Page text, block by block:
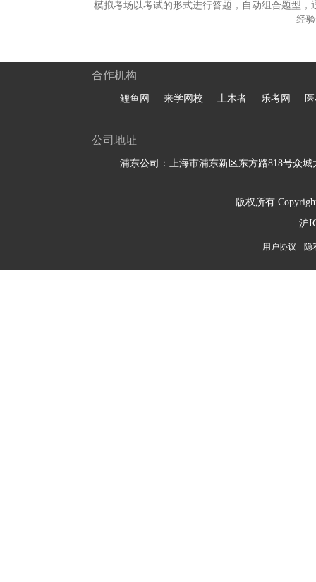
模拟考场以考试的形式进行答题，自动组合题型
经
合作机构
鲤鱼网 来学网校 土木者 乐考网
公司地址
浦东公司：上海市浦东新区东方路818号众城
版权所有
沪
用户协议 隐